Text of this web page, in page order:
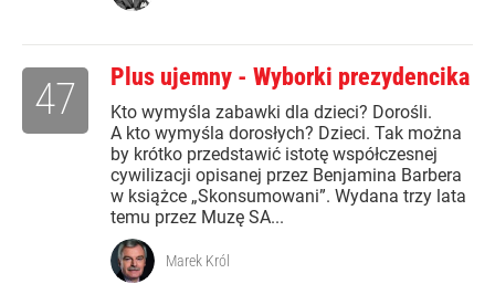
Plus ujemny - Wyborki prezydencika
Kto wymyśla zabawki dla dzieci? Dorośli.
A kto wymyśla dorosłych? Dzieci. Tak można
by krótko przedstawić istotę współczesnej
cywilizacji opisanej przez Benjamina Barbera
w książce „Skonsumowani”. Wydana trzy lata
temu przez Muzę SA...
47
Marek Król